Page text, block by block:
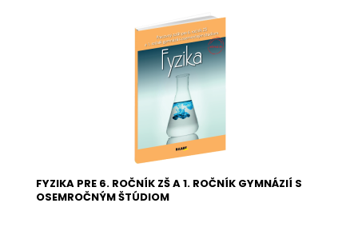
FYZIKA PRE 6. ROČNÍK ZŠ A 1. ROČNÍK GYMNÁZIÍ S
OSEMROČNÝM ŠTÚDIOM